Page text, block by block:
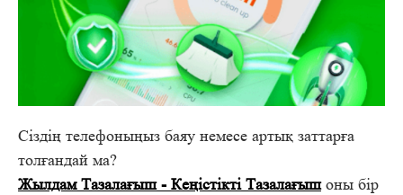
Сіздің телефоныңыз баяу немесе артық заттарға
толғандай ма?
Жылдам Тазалағыш - Кеңістікті Тазалағышоны бір